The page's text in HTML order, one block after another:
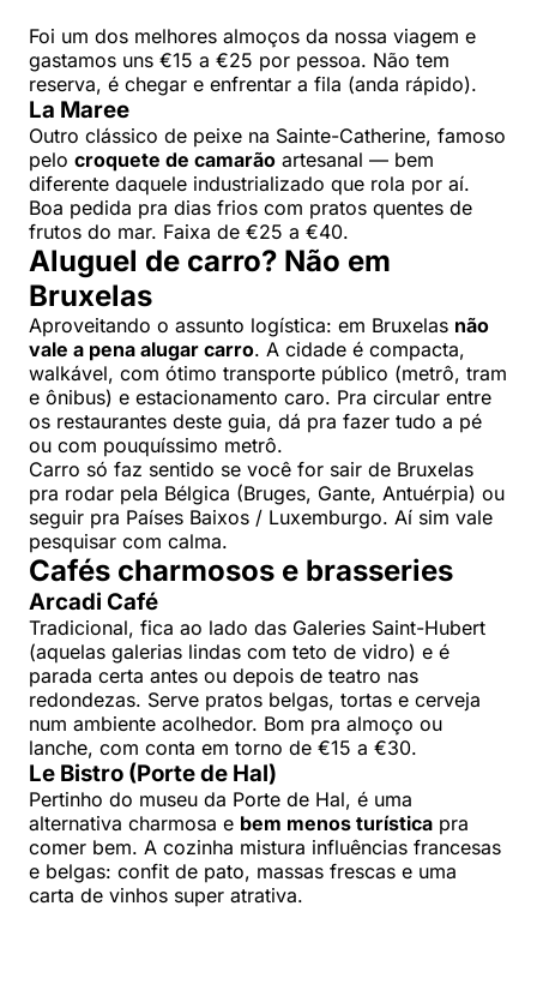
Foi um dos melhores almoços da nossa viagem e
gastamos uns €15 a €25 por pessoa. Não tem
reserva, é chegar e enfrentar a fila (anda rápido).
La Maree
Outro clássico de peixe na Sainte-Catherine, famoso
pelo croquete de camarão artesanal — bem
diferente daquele industrializado que rola por aí.
Boa pedida pra dias frios com pratos quentes de
frutos do mar. Faixa de €25 a €40.
Aluguel de carro? Não em
Bruxelas
Aproveitando o assunto logística: em Bruxelas não
vale a pena alugar carro. A cidade é compacta,
walkável, com ótimo transporte público (metrô, tram
e ônibus) e estacionamento caro. Pra circular entre
os restaurantes deste guia, dá pra fazer tudo a pé
ou com pouquíssimo metrô.
Carro só faz sentido se você for sair de Bruxelas
pra rodar pela Bélgica (Bruges, Gante, Antuérpia) ou
seguir pra Países Baixos / Luxemburgo. Aí sim vale
pesquisar com calma.
Cafés charmosos e brasseries
Arcadi Café
Tradicional, fica ao lado das Galeries Saint-Hubert
(aquelas galerias lindas com teto de vidro) e é
parada certa antes ou depois de teatro nas
redondezas. Serve pratos belgas, tortas e cerveja
num ambiente acolhedor. Bom pra almoço ou
lanche, com conta em torno de €15 a €30.
Le Bistro (Porte de Hal)
Pertinho do museu da Porte de Hal, é uma
alternativa charmosa e bem menos turística pra
comer bem. A cozinha mistura influências francesas
e belgas: confit de pato, massas frescas e uma
carta de vinhos super atrativa.